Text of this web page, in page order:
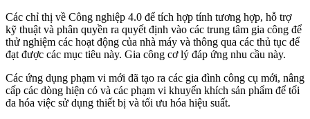
Các chỉ thị về Công nghiệp 4.0 để tích hợp tính tương hợp, hỗ trợ
kỹ thuật và phân quyền ra quyết định vào các trung tâm gia công để
thử nghiệm các hoạt động của nhà máy và thông qua các thủ tục để
đạt được các mục tiêu này. Gia công cơ lý đáp ứng nhu cầu này.
Các ứng dụng phạm vi mới đã tạo ra các gia đình công cụ mới, nâng
cấp các dòng hiện có và các phạm vi khuyến khích sản phẩm để tối
đa hóa việc sử dụng thiết bị và tối ưu hóa hiệu suất.